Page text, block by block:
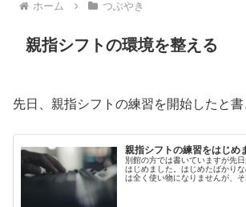
ホーム つぶやき
親指シフトの環境を整える
先日、親指シフトの練習を開始したと書
親指シフトの練習をはじめ
別館の方では書いていますが先
はじめました。はじめたばかり
は全く使い物になりませんが、